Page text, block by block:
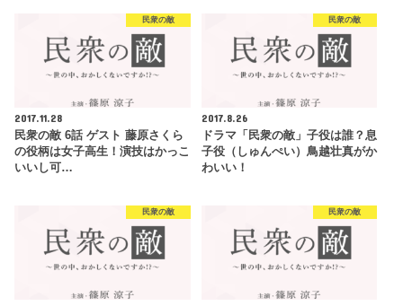
民衆の敵
2017.11.28
民衆の敵 6話 ゲスト 藤原さくら
の役柄は女子高生！演技はかっこ
いいし可…
民衆の敵
2017.8.26
ドラマ「民衆の敵」子役は誰？息
子役（しゅんぺい）鳥越壮真がか
わいい！
民衆の敵 民衆の敵